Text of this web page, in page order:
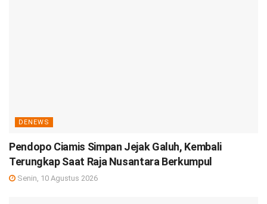
DENEWS
Pendopo Ciamis Simpan Jejak Galuh, Kembali
Terungkap Saat Raja Nusantara Berkumpul
Senin, 10 Agustus 2026